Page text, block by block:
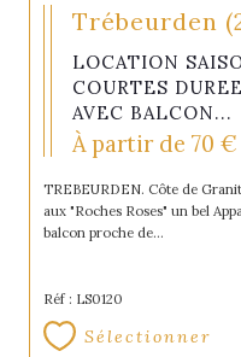
Trébeurden
LOCATION
COURTES
AVEC BALCON...
À partir de 70
TREBEURDEN. Côte de
aux "Roches Roses" un bel
balcon proche de...
Réf : LS0120
Sélectionner